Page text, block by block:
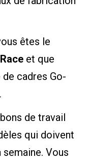
êtes le
et que
cadres Go-
.
de travail
qui doivent
Vous